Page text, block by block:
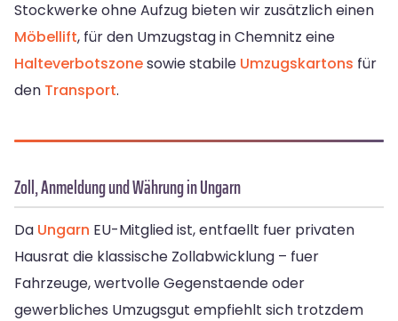
Stockwerke ohne Aufzug bieten wir zusätzlich einen
Möbellift, für den Umzugstag in Chemnitz eine
Halteverbotszonesowie stabile Umzugskartons für
den Transport.
Zoll, Anmeldung und Währung in Ungarn
Da Ungarn EU-Mitglied ist, entfaellt fuer privaten
Hausrat die klassische Zollabwicklung – fuer
Fahrzeuge, wertvolle Gegenstaende oder
gewerbliches Umzugsgut empfiehlt sich trotzdem